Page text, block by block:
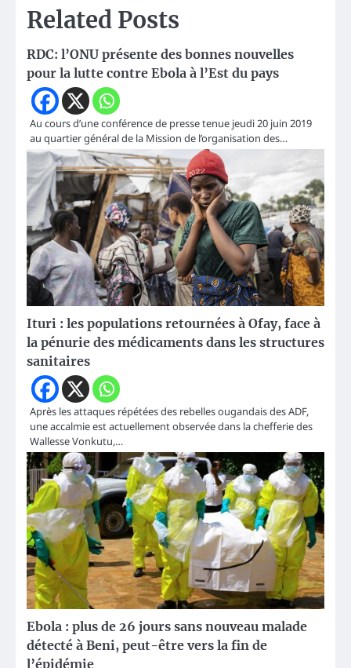
Related Posts
RDC: l’ONU présente des bonnes nouvelles
pour la lutte contre Ebola à l’Est du pays
Au cours d’une conférence de presse tenue jeudi 20 juin 2019
au quartier général de la Mission de l’organisation des…
Ituri : les populations retournées à Ofay, face à
la pénurie des médicaments dans les structures
sanitaires
Après les attaques répétées des rebelles ougandais des ADF,
une accalmie est actuellement observée dans la chefferie des
Wallesse Vonkutu,…
Ebola : plus de 26 jours sans nouveau malade
détecté à Beni, peut-être vers la fin de
l’épidémie